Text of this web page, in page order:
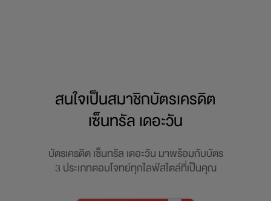
สนใจเป็นสมาชิกบัตรเครดิต
เซ็นทรัล เดอะวัน
บัตรเครดิต เซ็นทรัล เดอะวัน มาพร้อมกับบัตร
3 ประเภทตอบโจทย์ทุกไลฟ์สไตล์ที่เป็นคุณ